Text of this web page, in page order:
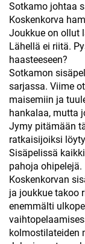
Sotkamo johtaa
Koskenkorva
Joukkue on ollut
Lähellä ei riitä.
haasteeseen?
Sotkamon
sarjassa. Viime
maisemiin ja
hankalaa, mutta
Jymy pitämään
ratkaisijoiksi
Sisäpelissä
pahoja ohipelejä.
Koskenkorvan
ja joukkue takoo
enemmälti
kolmostilateiden